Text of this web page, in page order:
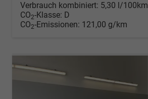
Verbrauch kombiniert: 5,30 l/100km
CO2-Klasse: D
CO2-Emissionen: 121,00 g/km